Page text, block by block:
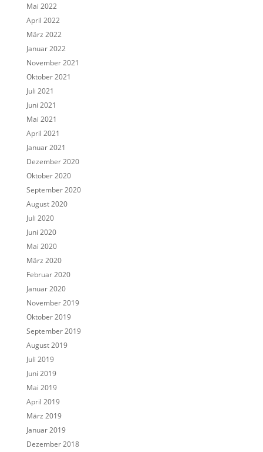
Mai 2022
April 2022
März 2022
Januar 2022
November 2021
Oktober 2021
Juli 2021
Juni 2021
Mai 2021
April 2021
Januar 2021
Dezember 2020
Oktober 2020
September 2020
August 2020
Juli 2020
Juni 2020
Mai 2020
März 2020
Februar 2020
Januar 2020
November 2019
Oktober 2019
September 2019
August 2019
Juli 2019
Juni 2019
Mai 2019
April 2019
März 2019
Januar 2019
Dezember 2018